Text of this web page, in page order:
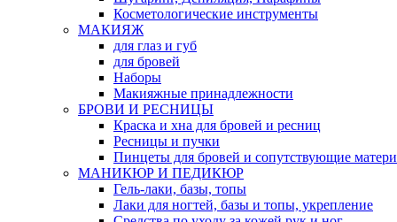
Косметологические инструменты
МАКИЯЖ
для глаз и губ
для бровей
Наборы
Макияжные принадлежности
БРОВИ И РЕСНИЦЫ
Краска и хна для бровей и ресниц
Ресницы и пучки
Пинцеты для бровей и сопутствующие
МАНИКЮР И ПЕДИКЮР
Гель-лаки, базы, топы
Лаки для ногтей, базы и топы, укрепление